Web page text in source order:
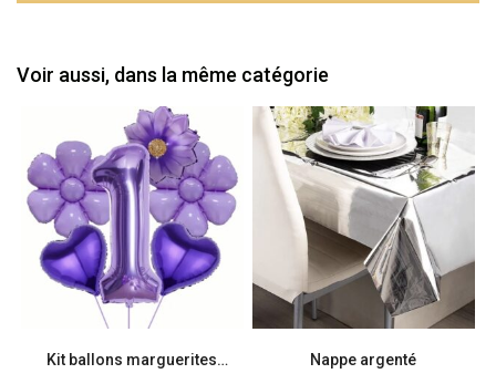
Voir aussi, dans la même catégorie
Kit ballons marguerites
Nappe argenté